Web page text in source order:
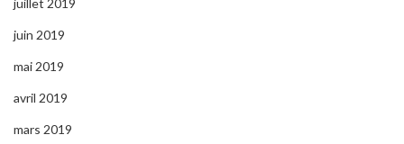
juillet 2019
juin 2019
mai 2019
avril 2019
mars 2019